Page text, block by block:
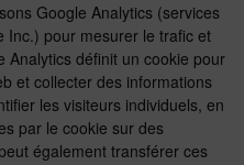
Google Analytics (services
Inc.) pour mesurer le trafic et
Analytics définit un cookie pour
et collecter des informations
les visiteurs individuels, en
par le cookie sur des
également transférer ces